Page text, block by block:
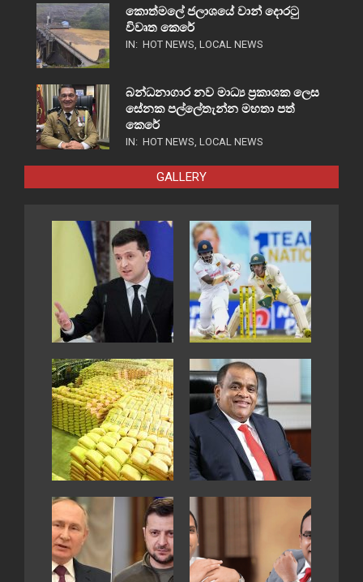
කොත්මලේ ජලාශයේ වාන් දොරටු
විවෘත කෙරේ
IN: HOT NEWS, LOCAL NEWS
බන්ධනාගාර නව මාධ්‍ය ප්‍රකාශක ලෙස
සේනක පල්ලේතැන්න මහතා පත්
කෙරේ
IN: HOT NEWS, LOCAL NEWS
GALLERY